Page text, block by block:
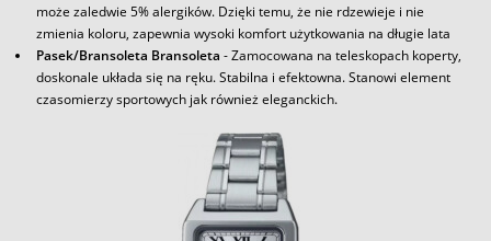
może zaledwie 5% alergików. Dzięki temu, że nie rdzewieje i nie
zmienia koloru, zapewnia wysoki komfort użytkowania na długie lata
Pasek/Bransoleta Bransoleta - Zamocowana na teleskopach koperty,
doskonale układa się na ręku. Stabilna i efektowna. Stanowi element
czasomierzy sportowych jak również eleganckich.